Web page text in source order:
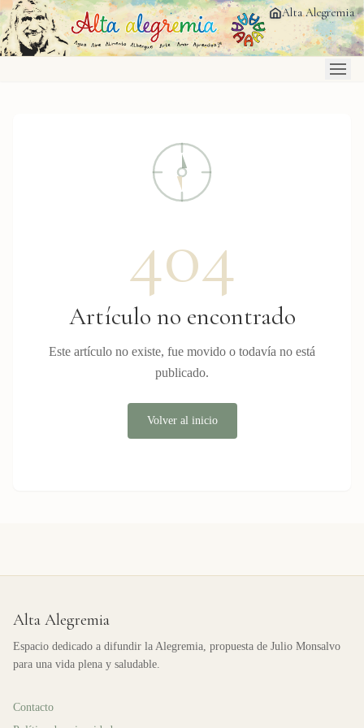
Saltar al contenido principal Alta Alegremia
404
Artículo no encontrado
Este artículo no existe, fue movido o todavía no está
publicado.
Volver al inicio
Alta Alegremia
Espacio dedicado a difundir la Alegremia, propuesta de Julio Monsalvo
para una vida plena y saludable.
Contacto